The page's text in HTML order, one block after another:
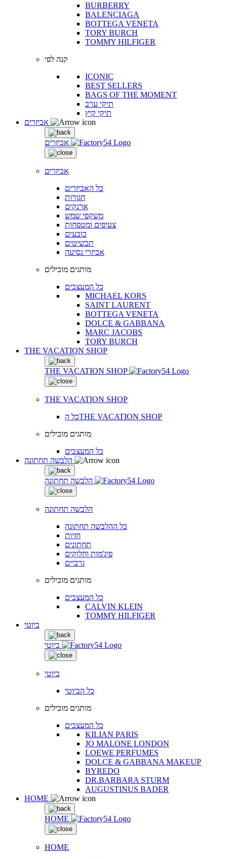
BURBERRY
BALENCIAGA
BOTTEGA VENETA
TORY BURCH
TOMMY HILFIGER
קנה לפי
ICONIC
BEST SELLERS
BAGS OF THE MOMENT
תיקי ערב
תיקי קיץ
אביזרים
אביזרים
כל האביזרים
חגורות
ארנקים
משקפי שמש
צעיפים ומטפחות
כובעים
תכשיטים
אביזרי נסיעה
מותגים מובילים
כל המעצבים
MICHAEL KORS
SAINT LAURENT
BOTTEGA VENETA
DOLCE & GABBANA
MARC JACOBS
TORY BURCH
THE VACATION SHOP
THE VACATION SHOP
THE VACATION SHOP
כל הTHE VACATION SHOP
מותגים מובילים
כל המעצבים
הלבשה תחתונה
הלבשה תחתונה
כל ההלבשה תחתונה
חזיות
תחתונים
פיג'מות וחלוקים
גרביים
מותגים מובילים
כל המעצבים
CALVIN KLEIN
TOMMY HILFIGER
ביוטי
ביוטי
ביוטי
כל הביוטי
מותגים מובילים
כל המעצבים
KILIAN PARIS
JO MALONE LONDON
LOEWE PERFUMES
DOLCE & GABBANA MAKEUP
BYREDO
DR.BARBARA STURM
AUGUSTINUS BADER
HOME
HOME
HOME